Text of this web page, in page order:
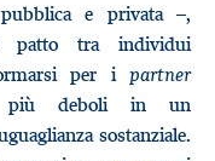
e privata –,
patto tra individui
per i partner
più deboli in un
sostanziale.